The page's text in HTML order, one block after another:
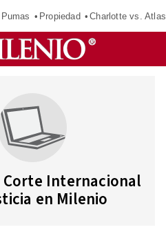
Propiedad Charlotte vs. Atlas
Corte Internacional
en Milenio